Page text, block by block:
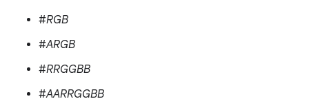
#RGB
#ARGB
#RRGGBB
#AARRGGBB